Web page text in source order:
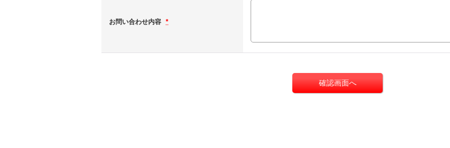
お問い合わせ内容 *